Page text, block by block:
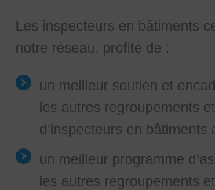
Les inspecteurs en bâtiments
notre réseau, profite de :
un meilleur soutien et
les autres regroupements
d’inspecteurs en bâtiments
un meilleur programme
les autres regroupements